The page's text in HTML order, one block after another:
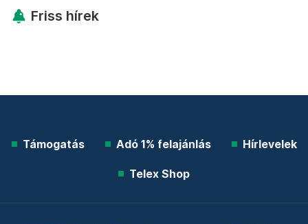
Friss hírek
Támogatás Adó 1% felajánlás Hírlevelek
Telex Shop